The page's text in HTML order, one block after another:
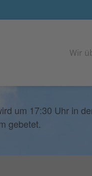
Wir
um 17:30 Uhr in
gebetet.